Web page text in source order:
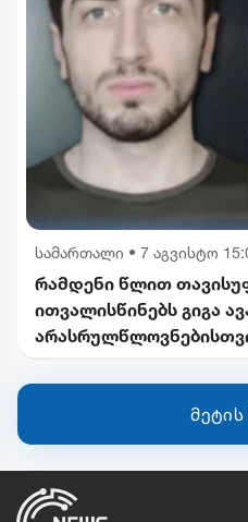
სამართალი • 7 აგვისტო
რამდენი წლით
ითვალისწინებს გიგა
მეტის